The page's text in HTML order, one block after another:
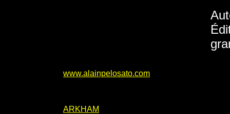
www.alainpelosato.com
ARKHAM